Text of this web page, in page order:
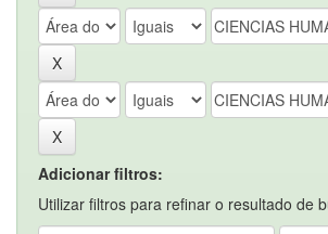
Adicionar filtros:
Utilizar filtros para refinar o resultado de